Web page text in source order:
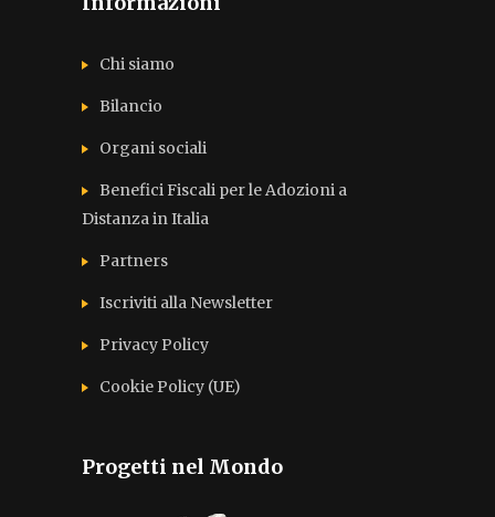
Chi siamo
Bilancio
Organi sociali
Benefici Fiscali per le Adozioni a
Distanza in Italia
Partners
Iscriviti alla Newsletter
Privacy Policy
Cookie Policy (UE)
Progetti nel Mondo